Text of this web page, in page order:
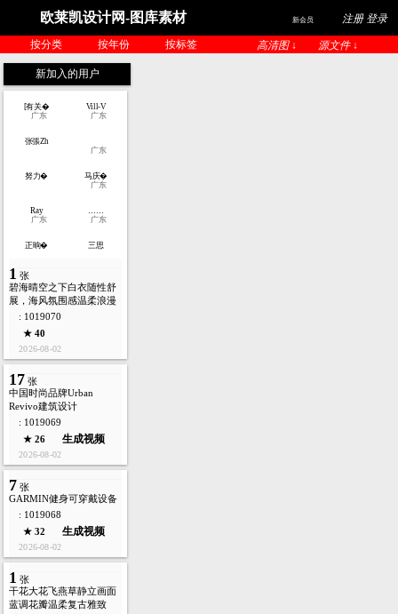
欧莱凯设计网-图库素材 新会员 注册 登录
按分类 按年份 按标签 高清图 ↓ 源文件 ↓
新加入的用户
[有关�
广东
Vill-V
广东
张張Zh
广东
努力�
马庆�
广东
Ray
广东
广东
正晌� 三思
1 张
碧海晴空之下白衣随性舒
展，海风氛围感温柔浪漫
: 1019070
★ 40
2026-08-02
17 张
中国时尚品牌Urban
Revivo建筑设计
: 1019069
★ 26
生成视频
2026-08-02
7 张
GARMIN健身可穿戴设备
: 1019068
★ 32
生成视频
2026-08-02
1 张
干花大花飞燕草静立画面
蓝调花瓣温柔复古雅致